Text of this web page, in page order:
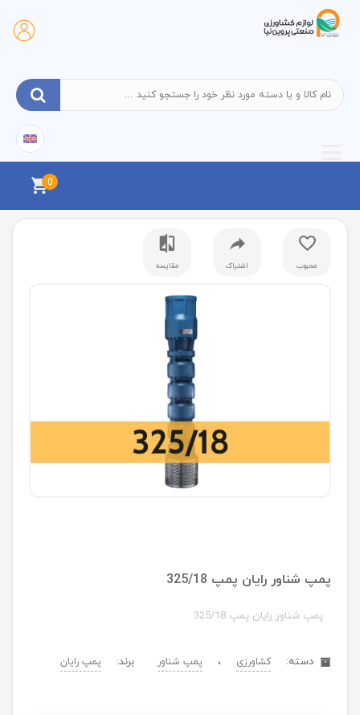
0
محبوب اشتراک مقایسه
پمپ شناور رایان پمپ 325/18
پمپ شناور رایان پمپ 325/18
دسته: کشاورزی ، پمپ شناور برند: پمپ رایان